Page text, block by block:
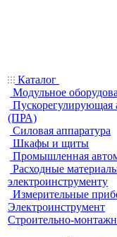
Каталог
Модульное
Пускорегулирующая
(ПРА)
Силовая аппаратура
Шкафы и щиты
Промышленная
Расходные
электроинструменту
Измерительные
Электроинструмент
Строительно-